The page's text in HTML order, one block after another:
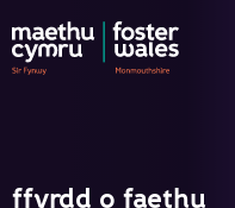
Skip to content
ffyrdd o faethu